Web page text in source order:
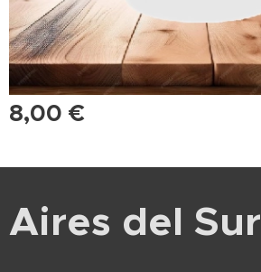
8,00 €
Aires del Sur